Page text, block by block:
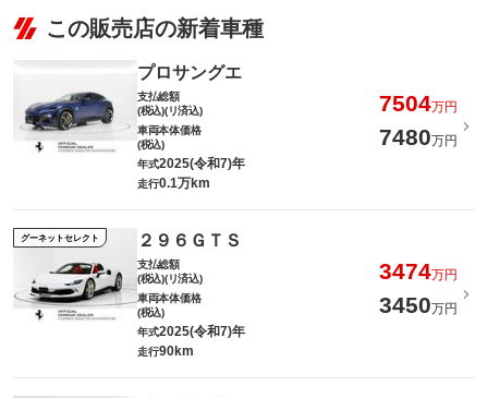
この販売店の新着車種
プロサングエ
支払総額
(税込)(リ済込)
7504万円
車両本体価格
(税込)
7480万円
年式2025(令和7)年
走行0.1万km
グーネットセレクト ２９６ＧＴＳ
支払総額
(税込)(リ済込)
3474万円
車両本体価格
(税込)
3450万円
年式2025(令和7)年
走行90km